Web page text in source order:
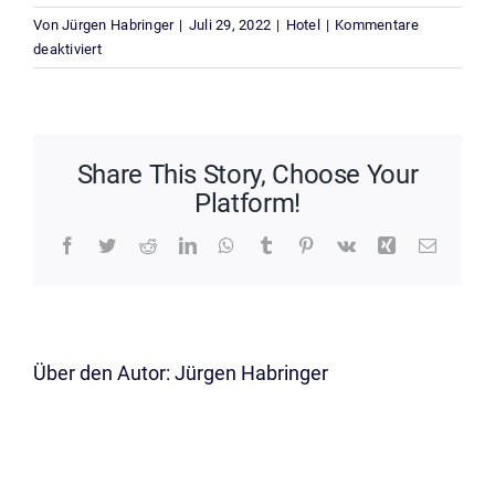
VonJürgen Habringer | Juli 29, 2022 | Hotel | Kommentare
deaktiviertfür
Können
Share This Story, Choose Your
Platform!
Facebook
TwitterRedditLinkedInWhatsApp
Tumblr Pinterest
Vk XingE-
Über den Autor: Jürgen Habringer